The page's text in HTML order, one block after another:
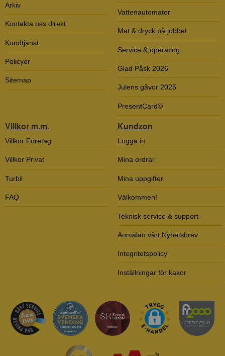
Arkiv
Kontakta oss direkt
Kundtjänst
Policyer
Sitemap
Vattenautomater
Mat & dryck på jobbet
Service & operating
Glad Påsk 2026
Julens gåvor 2025
PresentCard©
Villkor m.m.
Villkor Företag
Villkor Privat
Turbil
FAQ
Kundzon
Logga in
Mina ordrar
Mina uppgifter
Välkommen!
Teknisk service & support
Anmälan vårt Nyhetsbrev
Integritetspolicy
Inställningar för kakor